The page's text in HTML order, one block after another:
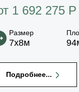
1 692 275 P
Размер
7х8м
Подробнее...